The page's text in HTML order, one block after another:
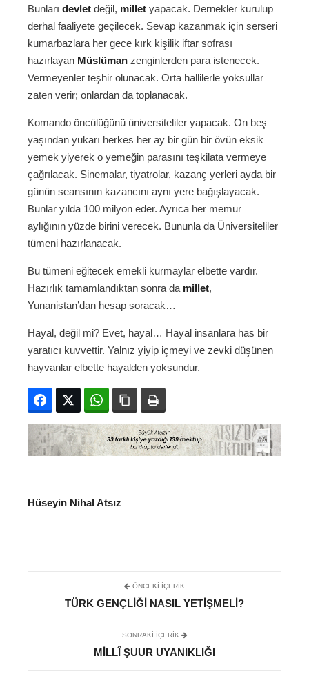
Bunları devlet değil, millet yapacak. Dernekler kurulup
derhal faaliyete geçilecek. Sevap kazanmak için serseri
kumarbazlara her gece kırk kişilik iftar sofrası
hazırlayan Müslüman zenginlerden para istenecek.
Vermeyenler teşhir olunacak. Orta hallilerle yoksullar
zaten verir; onlardan da toplanacak.
Komando öncülüğünü üniversiteliler yapacak. On beş
yaşından yukarı herkes her ay bir gün bir övün eksik
yemek yiyerek o yemeğin parasını teşkilata vermeye
çağrılacak. Sinemalar, tiyatrolar, kazanç yerleri ayda bir
günün seansının kazancını aynı yere bağışlayacak.
Bunlar yılda 100 milyon eder. Ayrıca her memur
aylığının yüzde birini verecek. Bununla da Üniversiteliler
tümeni hazırlanacak.
Bu tümeni eğitecek emekli kurmaylar elbette vardır.
Hazırlık tamamlandıktan sonra da millet,
Yunanistan’dan hesap soracak…
Hayal, değil mi? Evet, hayal… Hayal insanlara has bir
yaratıcı kuvvettir. Yalnız yiyip içmeyi ve zevki düşünen
hayvanlar elbette hayalden yoksundur.
FacebookTwitter WhatsAppBağlanıyı kopyala
Hüseyin Nihal Atsız
ÖNCEKI İÇERIK
TÜRK GENÇLIĞI NASIL YETIŞMELI?
SONRAKI IÇERIK
MILLÎ ŞUUR UYANIKLIĞI